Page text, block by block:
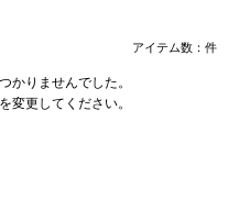
アイテム数： 件
かりませんでした。
変更してください。